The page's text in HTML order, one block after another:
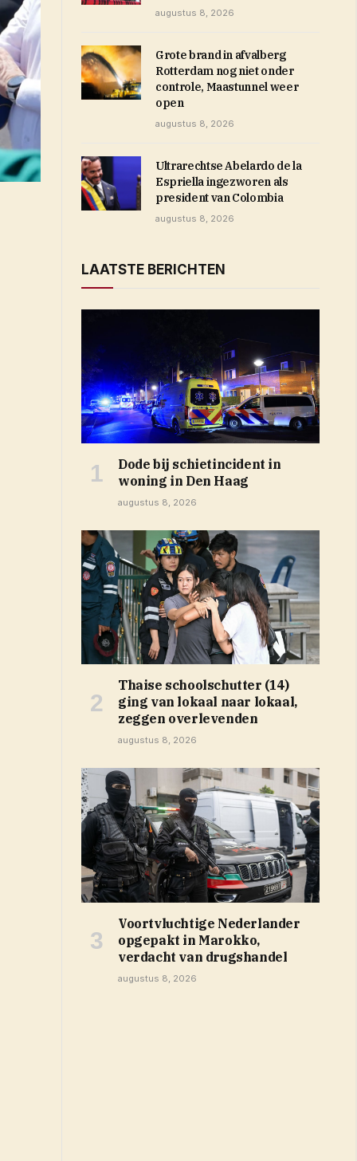
augustus 8, 2026
Grote brand in afvalberg
Rotterdam nog niet onder
controle, Maastunnel weer
open
augustus 8, 2026
Ultrarechtse Abelardo de la
Espriella ingezworen als
president van Colombia
augustus 8, 2026
LAATSTE BERICHTEN
Dode bij schietincident in
woning in Den Haag
augustus 8, 2026
Thaise schoolschutter (14)
ging van lokaal naar lokaal,
zeggen overlevenden
augustus 8, 2026
Voortvluchtige Nederlander
opgepakt in Marokko,
verdacht van drugshandel
augustus 8, 2026